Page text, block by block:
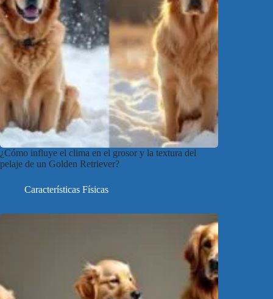
¿Cómo influye el clima en el grosor y la textura del
pelaje de un Golden Retriever?
Características Físicas